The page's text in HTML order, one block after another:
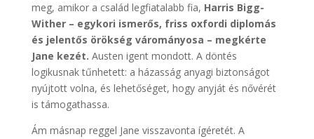
meg, amikor a család legfiatalabb fia, Harris Bigg-
Wither – egykori ismerős, friss oxfordi diplomás
és jelentős örökség várományosa – megkérte
Jane kezét. Austen igent mondott. A döntés
logikusnak tűnhetett: a házasság anyagi biztonságot
nyújtott volna, és lehetőséget, hogy anyját és nővérét
is támogathassa.
Ám másnap reggel Jane visszavonta ígéretét. A